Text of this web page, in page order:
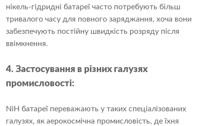
нікель-гідридні батареї часто потребують більш
тривалого часу для повного заряджання, хоча вони
забезпечують постійну швидкість розряду після
ввімкнення.
4. Застосування в різних галузях
промисловості:
NiH батареї переважають у таких спеціалізованих
галузях, як аерокосмічна промисловість, де їхня